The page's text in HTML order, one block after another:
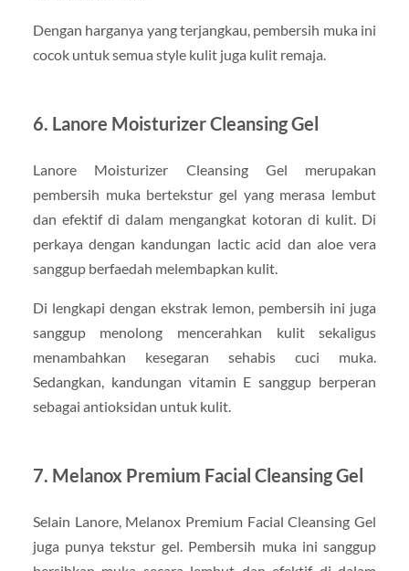
Dengan harganya yang terjangkau, pembersih muka ini
cocok untuk semua style kulit juga kulit remaja.
6. Lanore Moisturizer Cleansing Gel
Lanore Moisturizer Cleansing Gel merupakan
pembersih muka bertekstur gel yang merasa lembut
dan efektif di dalam mengangkat kotoran di kulit. Di
perkaya dengan kandungan lactic acid dan aloe vera
sanggup berfaedah melembapkan kulit.
Di lengkapi dengan ekstrak lemon, pembersih ini juga
sanggup menolong mencerahkan kulit sekaligus
menambahkan kesegaran sehabis cuci muka.
Sedangkan, kandungan vitamin E sanggup berperan
sebagai antioksidan untuk kulit.
7. Melanox Premium Facial Cleansing Gel
Selain Lanore, Melanox Premium Facial Cleansing Gel
juga punya tekstur gel. Pembersih muka ini sanggup